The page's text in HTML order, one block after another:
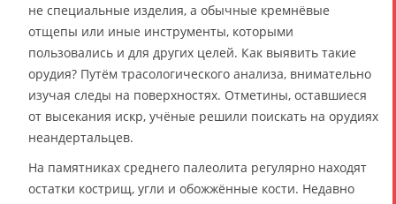
не специальные изделия, а обычные кремнёвые
отщепы или иные инструменты, которыми
пользовались и для других целей. Как выявить такие
орудия? Путём трасологического анализа, внимательно
изучая следы на поверхностях. Отметины, оставшиеся
от высекания искр, учёные решили поискать на орудиях
неандертальцев.
На памятниках среднего палеолита регулярно находят
остатки кострищ, угли и обожжённые кости. Недавно